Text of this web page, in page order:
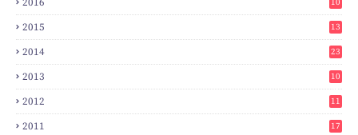
3
2015
13
7
2014
23
2
2013
10
0
2012
11
3
2011
17